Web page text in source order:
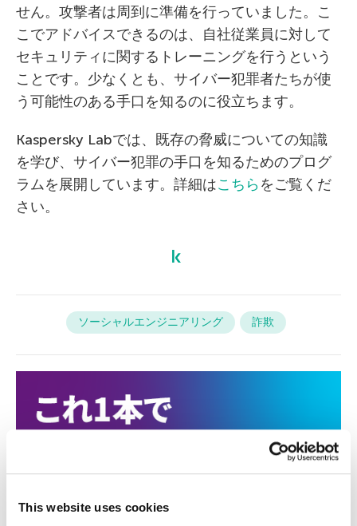
This website uses cookies
せん。攻撃者は周到に準備を行っていました。こ
こでアドバイスできるのは、自社従業員に対して
セキュリティに関するトレーニングを行うという
ことです。少なくとも、サイバー犯罪者たちが使
う可能性のある手口を知るのに役立ちます。
Kaspersky Labでは、既存の脅威についての知識
を学び、サイバー犯罪の手口を知るためのプログ
ラムを展開しています。詳細はこちらをご覧くだ
さい。
ソーシャルエンジニアリング 詐欺